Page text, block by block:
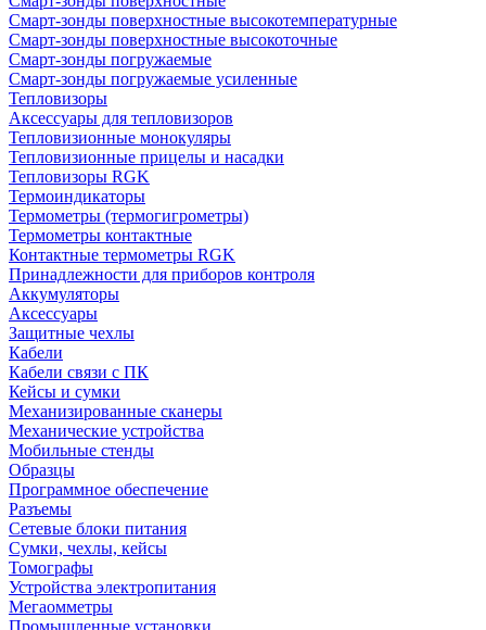
Смарт-зонды поверхностные высокотемпературные
Смарт-зонды поверхностные высокоточные
Смарт-зонды погружаемые
Смарт-зонды погружаемые усиленные
Тепловизоры
Аксессуары для тепловизоров
Тепловизионные монокуляры
Тепловизионные прицелы и насадки
Тепловизоры RGK
Термоиндикаторы
Термометры (термогигрометры)
Термометры контактные
Контактные термометры RGK
Принадлежности для приборов контроля
Аккумуляторы
Аксессуары
Защитные чехлы
Кабели
Кабели связи с ПК
Кейсы и сумки
Механизированные сканеры
Механические устройства
Мобильные стенды
Образцы
Программное обеспечение
Разъемы
Сетевые блоки питания
Сумки, чехлы, кейсы
Томографы
Устройства электропитания
Мегаомметры
Промышленные установки